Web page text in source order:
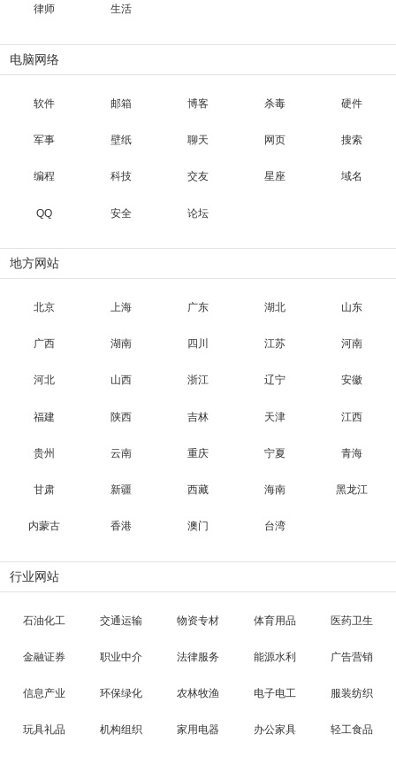
律师 生活
电脑网络
软件 邮箱 博客 杀毒 硬件
军事 壁纸 聊天 网页 搜索
编程 科技 交友 星座 域名
QQ 安全 论坛
地方网站
北京 上海 广东 湖北 山东
广西 湖南 四川 江苏 河南
河北 山西 浙江 辽宁 安徽
福建 陕西 吉林 天津 江西
贵州 云南 重庆 宁夏 青海
甘肃 新疆 西藏 海南 黑龙江
内蒙古 香港 澳门 台湾
行业网站
石油化工 交通运输 物资专材 体育用品 医药卫生
金融证券 职业中介 法律服务 能源水利 广告营销
信息产业 环保绿化 农林牧渔 电子电工 服装纺织
玩具礼品 机构组织 家用电器 办公家具 轻工食品